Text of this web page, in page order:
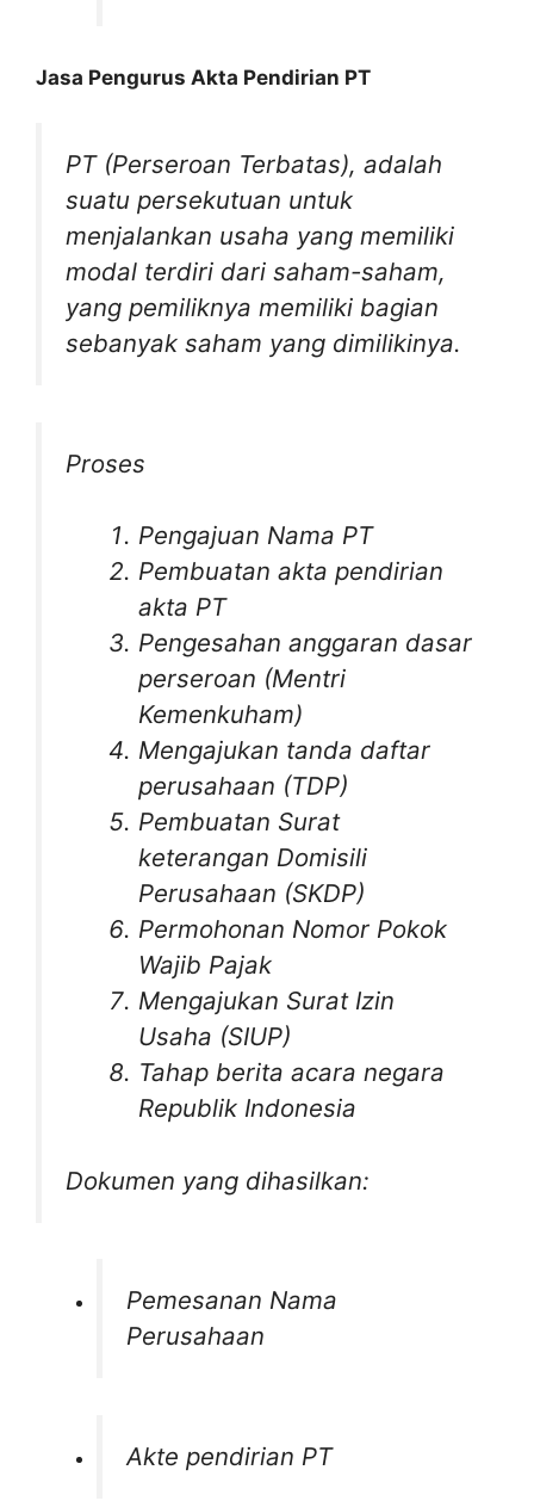
Jasa Pengurus Akta Pendirian PT
PT (Perseroan Terbatas), adalah
suatu persekutuan untuk
menjalankan usaha yang memiliki
modal terdiri dari saham-saham,
yang pemiliknya memiliki bagian
sebanyak saham yang dimilikinya.
Proses
Pengajuan Nama PT
Pembuatan akta pendirian
akta PT
Pengesahan anggaran dasar
perseroan (Mentri
Kemenkuham)
Mengajukan tanda daftar
perusahaan (TDP)
Pembuatan Surat
keterangan Domisili
Perusahaan (SKDP)
Permohonan Nomor Pokok
Wajib Pajak
Mengajukan Surat Izin
Usaha (SIUP)
Tahap berita acara negara
Republik Indonesia
Dokumen yang dihasilkan:
Pemesanan Nama
Perusahaan
Akte pendirian PT